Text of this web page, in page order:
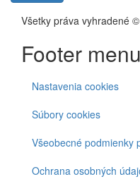
Všetky práva vyhradené
Footer
Nastavenia cookies
Súbory cookies
Všeobecné podmienky
Ochrana osobných